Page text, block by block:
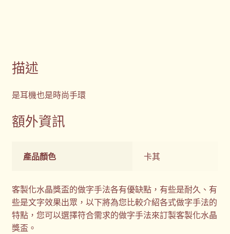
描述
是耳機也是時尚手環
額外資訊
產品顏色 卡其
客製化水晶獎盃的做字手法各有優缺點，有些是耐久、有
些是文字效果出眾，以下將為您比較介紹各式做字手法的
特點，您可以選擇符合需求的做字手法來訂製客製化水晶
獎盃。